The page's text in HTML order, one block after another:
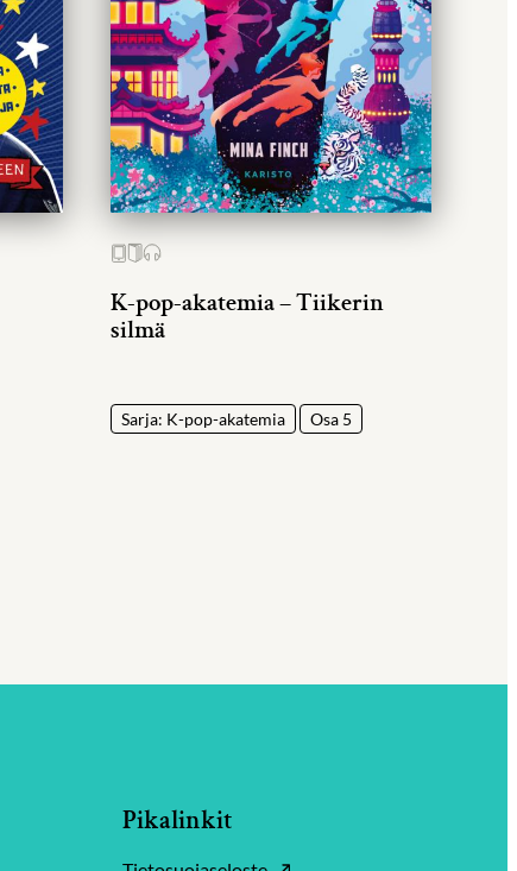
K-pop-akatemia – Tiikerin
silmä
Sarja: K-pop-akatemia Osa 5
Pikalinkit